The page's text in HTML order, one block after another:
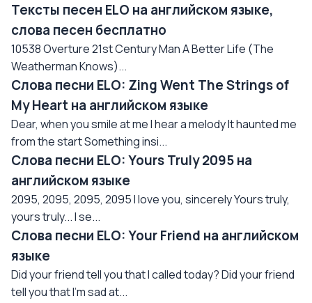
Тексты песен ELO на английском языке,
слова песен бесплатно
10538 Overture 21st Century Man A Better Life (The
Weatherman Knows)...
Слова песни ELO: Zing Went The Strings of
My Heart на английском языке
Dear, when you smile at me I hear a melody It haunted me
from the start Something insi...
Слова песни ELO: Yours Truly 2095 на
английском языке
2095, 2095, 2095, 2095 I love you, sincerely Yours truly,
yours truly... I se...
Слова песни ELO: Your Friend на английском
языке
Did your friend tell you that I called today? Did your friend
tell you that I'm sad at...